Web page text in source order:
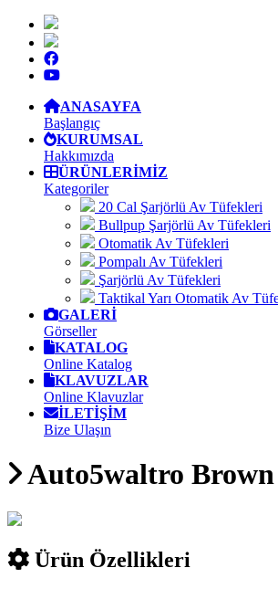
ANASAYFA
Başlangıç
KURUMSAL
Hakkımızda
ÜRÜNLERİMİZ
Kategoriler
20 Cal Şarjörlü Av Tüfekleri
Bullpup Şarjörlü Av Tüfekleri
Otomatik Av Tüfekleri
Pompalı Av Tüfekleri
Şarjörlü Av Tüfekleri
Taktikal Yarı Otomatik Av
GALERİ
Görseller
KATALOG
Online Katalog
KLAVUZLAR
Online Klavuzlar
İLETİŞİM
Bize Ulaşın
Auto5waltro
Ürün Özellikleri